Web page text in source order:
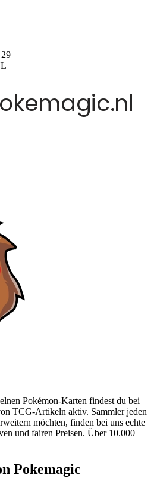
Pokémon-Karten findest du bei
TCG-Artikeln aktiv. Sammler jeden
möchten, finden bei uns echte
und fairen Preisen. Über 10.000
Pokemagic